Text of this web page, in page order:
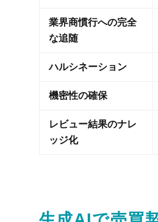
業界商慣行への完全
な追随
ハルシネーション
機密性の確保
レビュー結果のナレ
ッジ化